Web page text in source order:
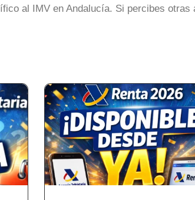
al IMV en Andalucía. Si percibes